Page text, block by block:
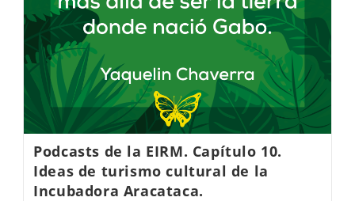
Podcasts de la EIRM. Capítulo 10.
Ideas de turismo cultural de la
Incubadora Aracataca.